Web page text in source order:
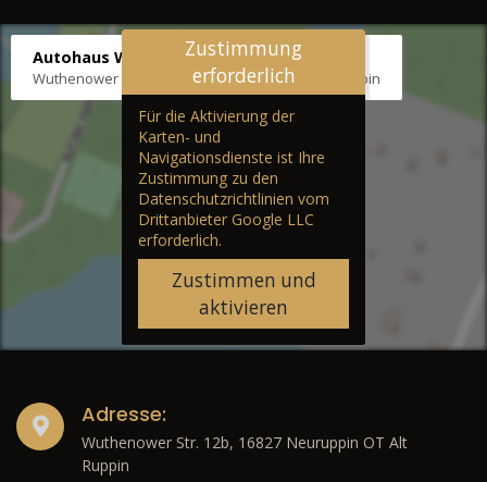
Autohaus Wernicke
Wuthenower Str. 12b, 16827 Neuruppin OT Alt Ruppin
Zustimmung
erforderlich
Für die Aktivierung der
Karten- und
Navigationsdienste ist Ihre
Zustimmung zu den
Datenschutzrichtlinien vom
Drittanbieter Google LLC
erforderlich.
Zustimmen und
aktivieren
Adresse:
Wuthenower Str. 12b, 16827 Neuruppin OT Alt
Ruppin